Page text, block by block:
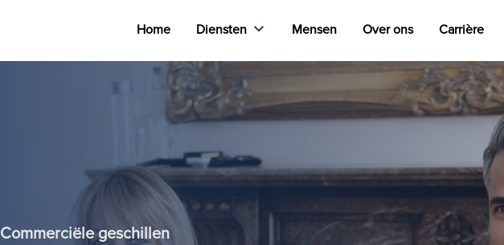
Home Diensten Mensen Over ons Carrière
Commerciële geschillen